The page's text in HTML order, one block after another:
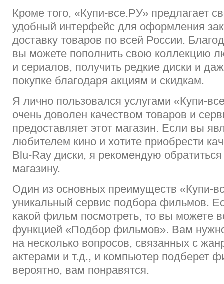
Кроме того, «Купи-все.РУ» предлагает
удобный интерфейс для оформления
доставку товаров по всей России.
вы можете пополнить свою коллекцию
и сериалов, получить редкие диски и
покупке благодаря акциям и скидкам.
Я лично пользовался услугами «Купи-
очень доволен качеством товаров и
предоставляет этот магазин. Если вы
любителем кино и хотите приобрести
Blu-Ray диски, я рекомендую
магазину.
Один из основных преимуществ «Купи-
уникальный сервис подбора фильмов.
какой фильм посмотреть, то вы можете
функцией «Подбор фильмов». Вам нужно
на несколько вопросов, связанных с
актерами и т.д., и компьютер подберет
вероятно, вам понравятся.